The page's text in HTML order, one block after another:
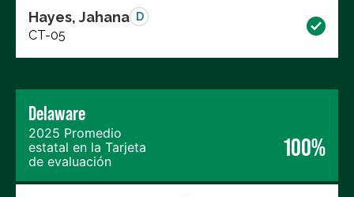
Hayes, Jahana D
CT-05
Delaware
2025 Promedio
estatal en la Tarjeta
de evaluación
100%